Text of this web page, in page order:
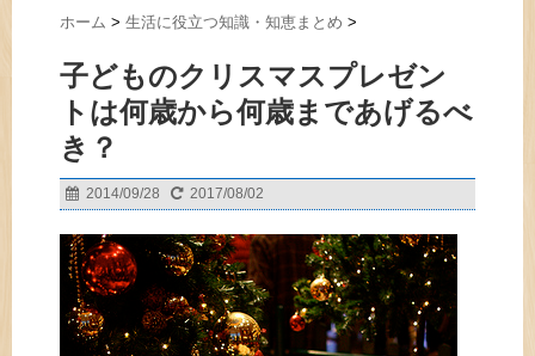
ホーム > 生活に役立つ知識・知恵まとめ >
子どものクリスマスプレゼン
トは何歳から何歳まであげるべ
き？
2014/09/28 2017/08/02